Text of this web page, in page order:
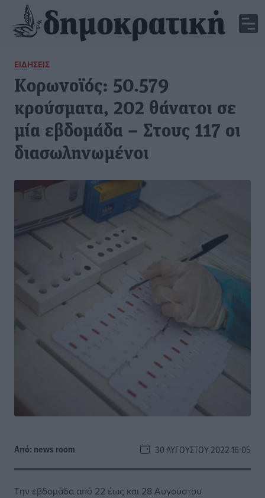
ΕΙΔΉΣΕΙΣ
Κορωνοϊός: 50.579
κρούσματα, 202 θάνατοι σε
μία εβδομάδα – Στους 117 οι
διασωληνωμένοι
Από: news room 30 ΑΥΓΟΎΣΤΟΥ 2022 16:05
Την εβδομάδα από 22 έως και 28 Αυγούστου